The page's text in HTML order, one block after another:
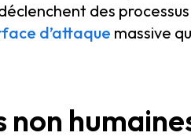
des
d’attaque massive
non